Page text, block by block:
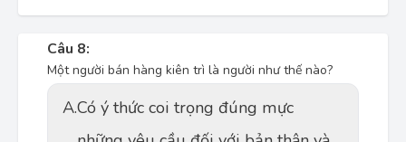
Câu 8:
Một người bán hàng kiên trì là người như thế nào?
A.Có ý thức coi trọng đúng mực